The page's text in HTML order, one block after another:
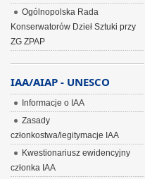
Ogólnopolska Rada
Konserwatorów Dzieł Sztuki przy
ZG ZPAP
IAA/AIAP - UNESCO
Informacje o IAA
Zasady
członkostwa/legitymacje IAA
Kwestionariusz ewidencyjny
członka IAA